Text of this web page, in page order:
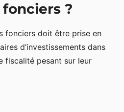
?
fonciers doit être prise en
d’investissements dans
fiscalité pesant sur leur